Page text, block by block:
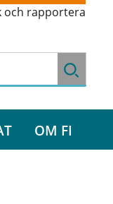
och rapportera
OM FI